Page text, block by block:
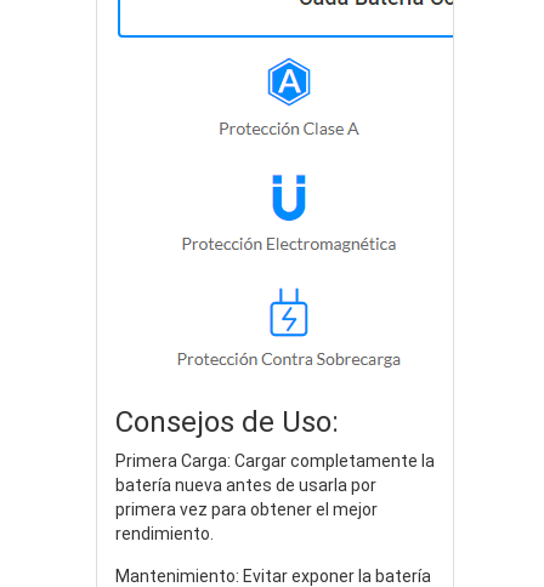
Consejos de Uso:
Primera Carga: Cargar completamente la
batería nueva antes de usarla por
primera vez para obtener el mejor
rendimiento.
Mantenimiento: Evitar exponer la batería